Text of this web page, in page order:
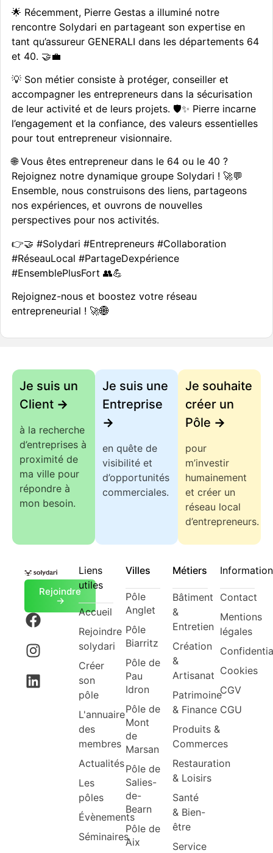
🌟 Récemment, Pierre Gestas a illuminé notre
rencontre Solydari en partageant son expertise en
tant qu’assureur GENERALI dans les départements 64
et 40. 🤝💼
💡 Son métier consiste à protéger, conseiller et
accompagner les entrepreneurs dans la sécurisation
de leur activité et de leurs projets. 🛡️✨ Pierre incarne
l’engagement et la confiance, des valeurs essentielles
pour tout entrepreneur visionnaire.
🌐 Vous êtes entrepreneur dans le 64 ou le 40 ?
Rejoignez notre dynamique groupe Solydari ! 🚀💬
Ensemble, nous construisons des liens, partageons
nos expériences, et ouvrons de nouvelles
perspectives pour nos activités.
👉🤝 #Solydari #Entrepreneurs #Collaboration
#RéseauLocal #PartageDexpérience
#EnsemblePlusFort 👥💪
Rejoignez-nous et boostez votre réseau
entrepreneurial ! 🚀🌐
Je suis un
Client ->
à la recherche
d’entreprises à
proximité de
ma ville pour
répondre à
mon besoin.
Je suis une
Entreprise
->
en quête de
visibilité et
d’opportunités
commerciales.
Je souhaite
créer un
Pôle ->
pour
m’investir
humainement
et créer un
réseau local
d’entrepreneurs.
Rejoindre
->
Liens
utiles
Accueil
Rejoindre
solydari
Créer
son
pôle
L'annuaire
des
membres
Actualités
Les
pôles
Évènements
Séminaires
Villes
Pôle
Anglet
Pôle
Biarritz
Pôle de
Pau
Idron
Pôle de
Mont
de
Marsan
Pôle de
Salies-
de-
Bearn
Pôle de
Aix
Métiers
Bâtiment
&
Entretien
Création
&
Artisanat
Patrimoine
& Finance
Produits &
Commerces
Restauration
& Loisirs
Santé
& Bien-
être
Service
Contact
Mentions
légales
Cookies
CGV
CGU